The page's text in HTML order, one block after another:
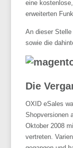
eine
erweiterten
An dieser
sowie die
Die
OXID eSales
Shopversionen
Oktober 2008
vertreten.